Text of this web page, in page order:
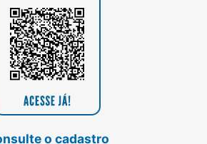
o cadastro